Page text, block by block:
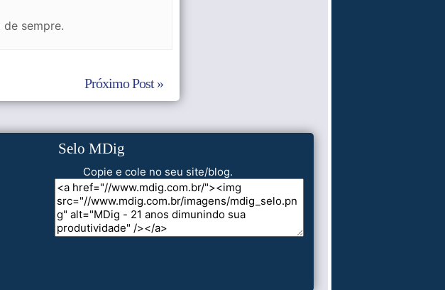
sempre.
Próximo Post »
Selo MDig
Copie e cole no seu site/blog.